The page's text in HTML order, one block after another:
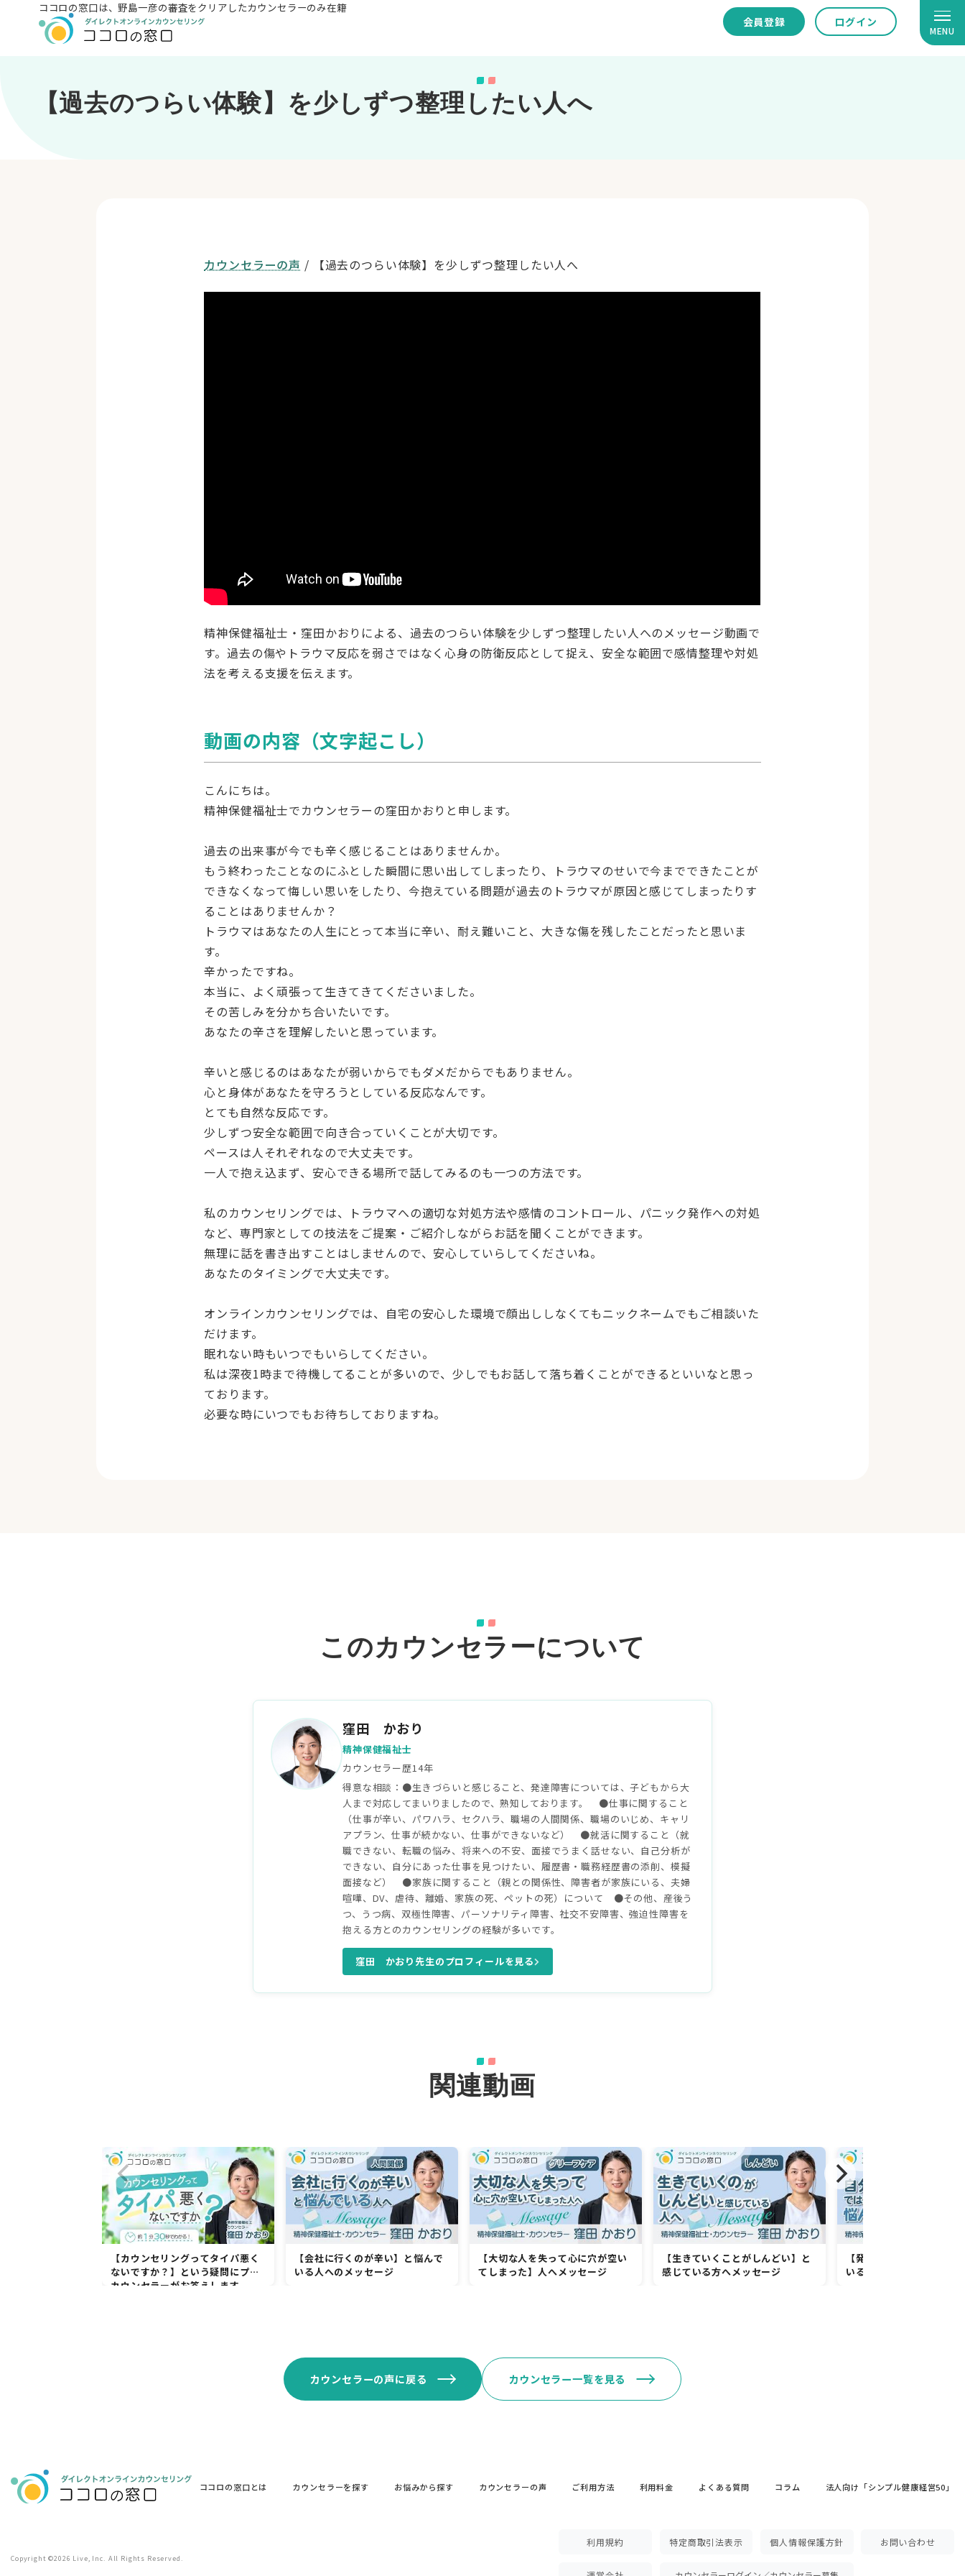
MENU
ココロの窓口は、野島一彦の審査をクリアしたカウンセラーのみ在籍
会員登録
ログイン
【過去のつらい体験】を少しずつ整理したい人へ
カウンセラーの声 / 【過去のつらい体験】を少しずつ整理したい人へ
精神保健福祉士・窪田かおりによる、過去のつらい体験を少しずつ整理したい人へのメッセージ動画で
す。過去の傷やトラウマ反応を弱さではなく心身の防衛反応として捉え、安全な範囲で感情整理や対処
法を考える支援を伝えます。
動画の内容（文字起こし）
こんにちは。
精神保健福祉士でカウンセラーの窪田かおりと申します。
過去の出来事が今でも辛く感じることはありませんか。
もう終わったことなのにふとした瞬間に思い出してしまったり、トラウマのせいで今までできたことが
できなくなって悔しい思いをしたり、今抱えている問題が過去のトラウマが原因と感じてしまったりす
ることはありませんか？
トラウマはあなたの人生にとって本当に辛い、耐え難いこと、大きな傷を残したことだったと思いま
す。
辛かったですね。
本当に、よく頑張って生きてきてくださいました。
その苦しみを分かち合いたいです。
あなたの辛さを理解したいと思っています。
辛いと感じるのはあなたが弱いからでもダメだからでもありません。
心と身体があなたを守ろうとしている反応なんです。
とても自然な反応です。
少しずつ安全な範囲で向き合っていくことが大切です。
ペースは人それぞれなので大丈夫です。
一人で抱え込まず、安心できる場所で話してみるのも一つの方法です。
私のカウンセリングでは、トラウマへの適切な対処方法や感情のコントロール、パニック発作への対処
など、専門家としての技法をご提案・ご紹介しながらお話を聞くことができます。
無理に話を書き出すことはしませんので、安心していらしてくださいね。
あなたのタイミングで大丈夫です。
オンラインカウンセリングでは、自宅の安心した環境で顔出ししなくてもニックネームでもご相談いた
だけます。
眠れない時もいつでもいらしてください。
私は深夜1時まで待機してることが多いので、少しでもお話して落ち着くことができるといいなと思っ
ております。
必要な時にいつでもお待ちしておりますね。
このカウンセラーについて
窪田 かおり
精神保健福祉士
カウンセラー歴14年
得意な相談：●生きづらいと感じること、発達障害については、子どもから大
人まで対応してまいりましたので、熟知しております。 ●仕事に関すること
（仕事が辛い、パワハラ、セクハラ、職場の人間関係、職場のいじめ、キャリ
アプラン、仕事が続かない、仕事ができないなど） ●就活に関すること（就
職できない、転職の悩み、将来への不安、面接でうまく話せない、自己分析が
できない、自分にあった仕事を見つけたい、履歴書・職務経歴書の添削、模擬
面接など） ●家族に関すること（親との関係性、障害者が家族にいる、夫婦
喧嘩、DV、虐待、離婚、家族の死、ペットの死）について ●その他、産後う
つ、うつ病、双極性障害、パーソナリティ障害、社交不安障害、強迫性障害を
抱える方とのカウンセリングの経験が多いです。
窪田 かおり先生のプロフィールを見る
関連動画
【カウンセリングってタイパ悪く
ないですか？】という疑問にプロ
カウンセラーがお答えします。
【会社に行くのが辛い】と悩んで
いる人へのメッセージ
【大切な人を失って心に穴が空い
てしまった】人へメッセージ
【生きていくことがしんどい】と
感じている方へメッセージ
【発達障害ではないか】
いる人へのメッセージ
カウンセラーの声に戻る カウンセラー一覧を見る
ココロの窓口とは カウンセラーを探す お悩みから探す カウンセラーの声 ご利用方法 利用料金 よくある質問 コラム 法人向け「シンプル健康経営50」
Copyright ©2026 Live, Inc. All Rights Reserved.
利用規約 特定商取引法表示 個人情報保護方針 お問い合わせ